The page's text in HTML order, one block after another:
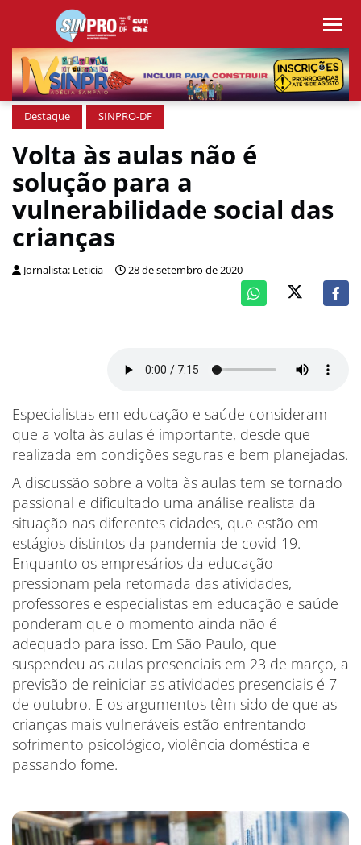
Destaque SINPRO-DF
Volta às aulas não é
solução para a
vulnerabilidade social das
crianças
Jornalista: Leticia 28 de setembro de 2020
Especialistas em educação e saúde consideram
que a volta às aulas é importante, desde que
realizada em condições seguras e bem planejadas.
A discussão sobre a volta às aulas tem se tornado
passional e dificultado uma análise realista da
situação nas diferentes cidades, que estão em
estágios distintos da pandemia de covid-19.
Enquanto os empresários da educação
pressionam pela retomada das atividades,
professores e especialistas em educação e saúde
ponderam que o momento ainda não é
adequado para isso. Em São Paulo, que
suspendeu as aulas presenciais em 23 de março, a
previsão de reiniciar as atividades presenciais é 7
de outubro. E os argumentos têm sido de que as
crianças mais vulneráveis estão enfrentando
sofrimento psicológico, violência doméstica e
passando fome.